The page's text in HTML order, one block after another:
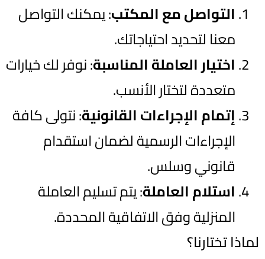
التواصل مع المكتب: يمكنك التواصل
معنا لتحديد احتياجاتك.
اختيار العاملة المناسبة: نوفر لك خيارات
متعددة لتختار الأنسب.
إتمام الإجراءات القانونية: نتولى كافة
الإجراءات الرسمية لضمان استقدام
قانوني وسلس.
استلام العاملة: يتم تسليم العاملة
المنزلية وفق الاتفاقية المحددة.
لماذا تختارنا؟